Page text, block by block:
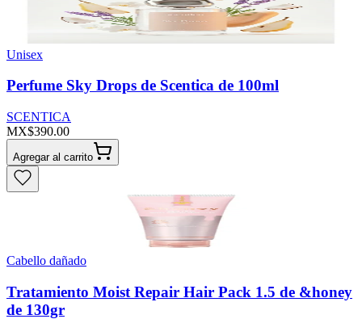
Unisex
Perfume Sky Drops de Scentica de 100ml
SCENTICA
MX$390.00
Agregar al carrito
Cabello dañado
Tratamiento Moist Repair Hair Pack 1.5 de &honey
de 130gr